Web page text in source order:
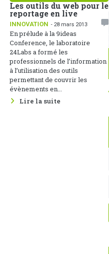
Les outils du web pour le
reportage en live
INNOVATION - 28 mars 2013
En prélude à la 9ideas
Conference, le laboratoire
24Labs a formé les
professionnels de l’information
à l’utilisation des outils
permettant de couvrir les
évènements en...
Lire la suite